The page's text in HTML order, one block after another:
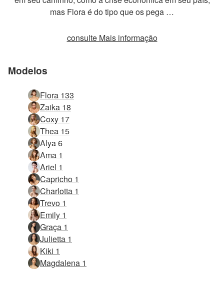
mas Flora é do tipo que os pega …
consulte Mais informação
Modelos
Flora 133
Zaika 18
Coxy 17
Thea 15
Alya 6
Ama 1
Ariel 1
Capricho 1
Charlotta 1
Trevo 1
Emily 1
Graça 1
Julietta 1
Kiki 1
Magdalena 1